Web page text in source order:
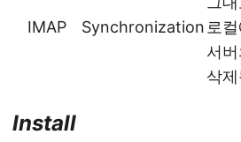
IMAP Synchronization 로
서
삭
Install